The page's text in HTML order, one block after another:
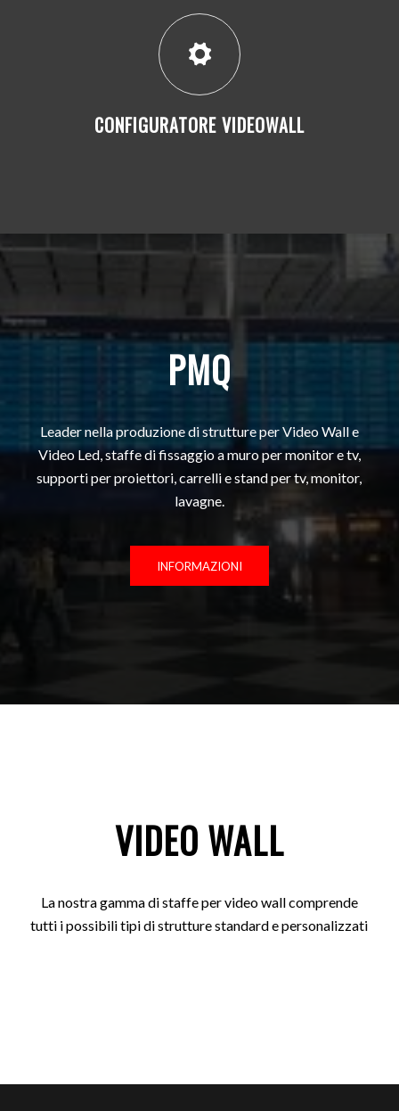
CONFIGURATORE VIDEOWALL
PMQ
Leader nella produzione di strutture per Video Wall e
Video Led, staffe di fissaggio a muro per monitor e tv,
supporti per proiettori, carrelli e stand per tv, monitor,
lavagne.
INFORMAZIONI
VIDEO WALL
La nostra gamma di staffe per video wall comprende
tutti i possibili tipi di strutture standard e personalizzati